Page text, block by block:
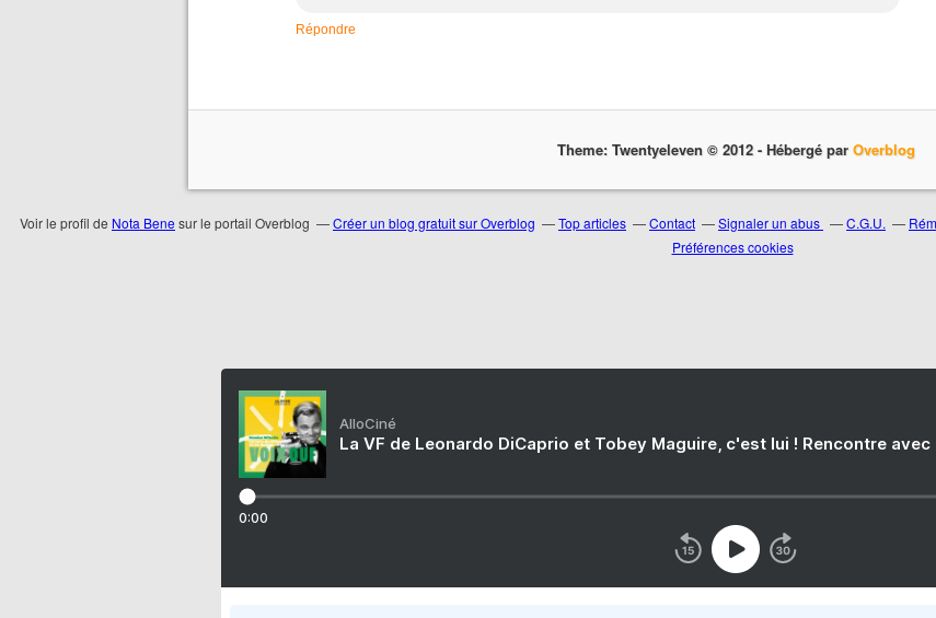
Répondre
Theme: Twentyeleven © 2012 - Hébergé par Overblog
Voir le profil de Nota Bene sur le portail Overblog Créer un blog gratuit sur Overblog Top articles Contact Signaler un abus C.G.U.
Préférences cookies
AlloCiné
La VF de Leonardo DiCaprio et Tobey Maguire, c'est lui ! Rencontre avec
0:00